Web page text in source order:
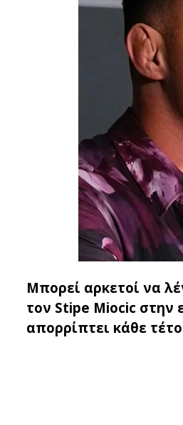
Μπορεί αρκετοί να
τον Stipe Miocic στην
απορρίπτει κάθε